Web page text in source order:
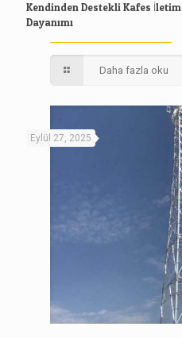
Kendinden Destekli Kafes
Dayanımı
Daha fazla oku
Eylül 27, 2025